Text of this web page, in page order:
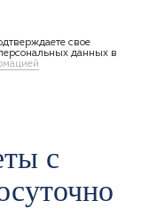
свое
данных в
c